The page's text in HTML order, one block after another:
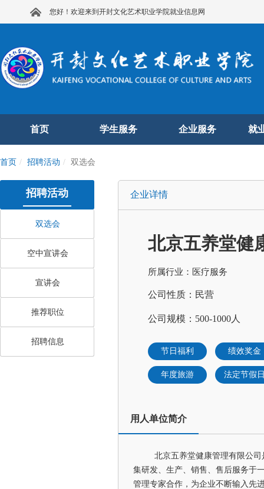
您好！欢迎来到开封文化艺术职业学院就业信息网
首页 学生服务 企业服务 就
首页 招聘活动 双选会
招聘活动
双选会
空中宣讲会
宣讲会
推荐职位
招聘信息
企业详情
北京五养堂健
所属行业：医疗服务
公司性质：民营
公司规模：500-1000人
节日福利 绩效奖金
年度旅游 法定节假
用人单位简介
北京五养堂健康管理有限公
集研发、生产、销售、售后服务于
管理专家合作，为企业不断输入先